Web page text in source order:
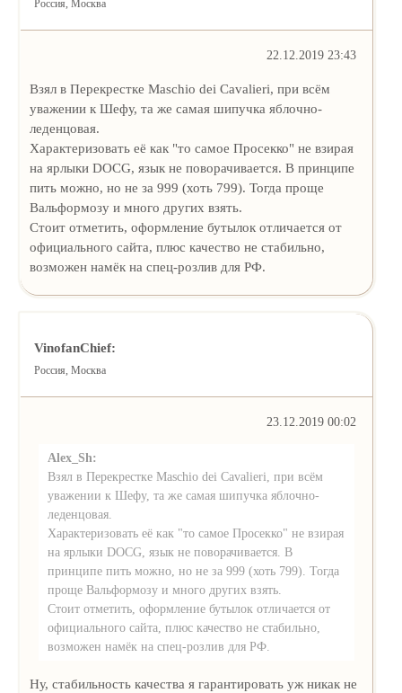
Россия, Москва
22.12.2019 23:43
Взял в Перекрестке Maschio dei Cavalieri, при всём
уважении к Шефу, та же самая шипучка яблочно-
леденцовая.
Характеризовать её как "то самое Просекко" не взирая
на ярлыки DOCG, язык не поворачивается. В принципе
пить можно, но не за 999 (хоть 799). Тогда проще
Вальформозу и много других взять.
Стоит отметить, оформление бутылок отличается от
официального сайта, плюс качество не стабильно,
возможен намёк на спец-розлив для РФ.
VinofanChief:
Россия, Москва
23.12.2019 00:02
Alex_Sh:
Взял в Перекрестке Maschio dei Cavalieri, при всём
уважении к Шефу, та же самая шипучка яблочно-
леденцовая.
Характеризовать её как "то самое Просекко" не взирая
на ярлыки DOCG, язык не поворачивается. В
принципе пить можно, но не за 999 (хоть 799). Тогда
проще Вальформозу и много других взять.
Стоит отметить, оформление бутылок отличается от
официального сайта, плюс качество не стабильно,
возможен намёк на спец-розлив для РФ.
Ну, стабильность качества я гарантировать уж никак не